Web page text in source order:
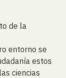
de la
entorno se
estos
ciencias